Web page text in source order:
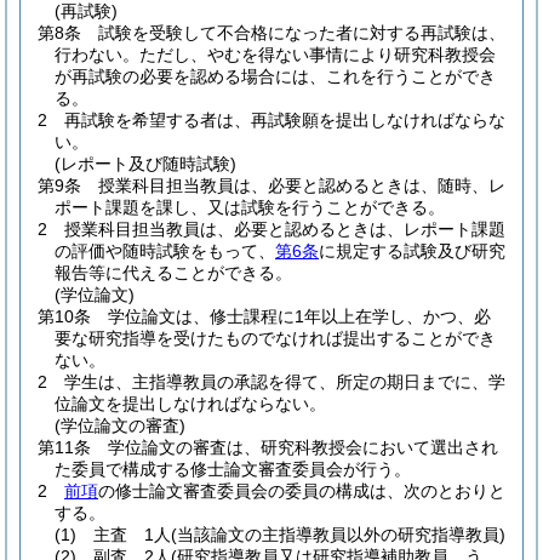
(再試験)
第8条
試験を受験して不合格になった者に対する再試験は、
行わない。 ただし、やむを得ない事情により研究科教授会
が再試験の必要を認める場合には、これを行うことができ
る。
2
再試験を希望する者は、再試験願を提出しなければならな
い。
(レポート及び随時試験)
第9条
授業科目担当教員は、必要と認めるときは、随時、レ
ポート課題を課し、又は試験を行うことができる。
2
授業科目担当教員は、必要と認めるときは、レポート課題
の評価や随時試験をもって、 第6条に規定する試験及び研究
報告等に代えることができる。
(学位論文)
第10条
学位論文は、修士課程に1年以上在学し、かつ、必
要な研究指導を受けたものでなければ提出することができ
ない。
2
学生は、主指導教員の承認を得て、所定の期日までに、学
位論文を提出しなければならない。
(学位論文の審査)
第11条
学位論文の審査は、研究科教授会において選出され
た委員で構成する修士論文審査委員会が行う。
2
前項の修士論文審査委員会の委員の構成は、次のとおりと
する。
(1)
主査 1人(当該論文の主指導教員以外の研究指導教員)